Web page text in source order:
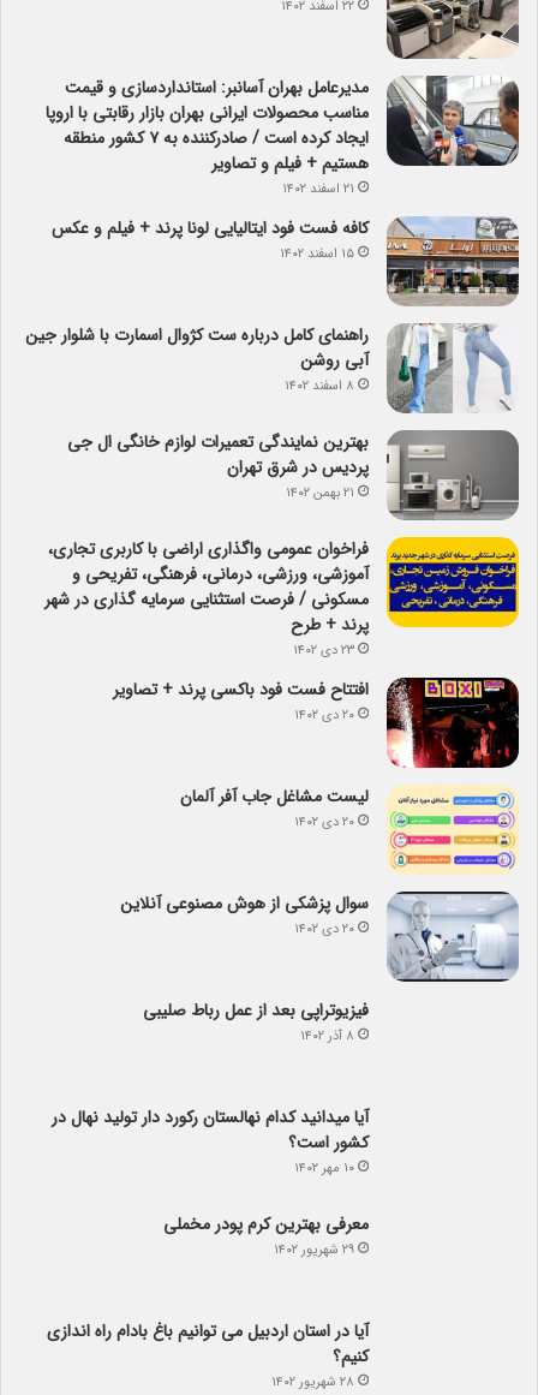
۲۲ اسفند ۱۴۰۲
مدیرعامل بهران آسانبر: استانداردسازی و قیمت
مناسب محصولات ایرانی بهران بازار رقابتی با اروپا
ایجاد کرده است / صادرکننده به ۷ کشور منطقه
هستیم + فیلم و تصاویر
۲۱ اسفند ۱۴۰۲
کافه فست فود ایتالیایی لونا پرند + فیلم و عکس
۱۵ اسفند ۱۴۰۲
راهنمای کامل درباره ست کژوال اسمارت با شلوار جین
آبی روشن
۸ اسفند ۱۴۰۲
بهترین نمایندگی تعمیرات لوازم خانگی ال جی
پردیس در شرق تهران
۲۱ بهمن ۱۴۰۲
فراخوان عمومی واگذاری اراضی با کاربری تجاری،
آموزشی، ورزشی، درمانی، فرهنگی، تفریحی و
مسکونی / فرصت استثنایی سرمایه گذاری در شهر
پرند + طرح
۲۳ دی ۱۴۰۲
افتتاح فست فود باکسی پرند + تصاویر
۲۰ دی ۱۴۰۲
لیست مشاغل جاب آفر آلمان
۲۰ دی ۱۴۰۲
سوال پزشکی از هوش مصنوعی آنلاین
۲۰ دی ۱۴۰۲
فیزیوتراپی بعد از عمل رباط صلیبی
۸ آذر ۱۴۰۲
آیا می­دانید کدام نهالستان رکورد دار تولید نهال­ در
کشور است؟
۱۰ مهر ۱۴۰۲
معرفی بهترین کرم پودر مخملی
۲۹ شهریور ۱۴۰۲
آیا در استان اردبیل می توانیم باغ بادام راه اندازی
کنیم؟
۲۸ شهریور ۱۴۰۲